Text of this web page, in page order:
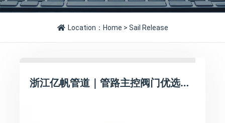
Location： Home > Sail Release
浙江亿帆管道｜管路主控阀门优选！IFAN 双内丝黄铜球阀，水、气管路通用款